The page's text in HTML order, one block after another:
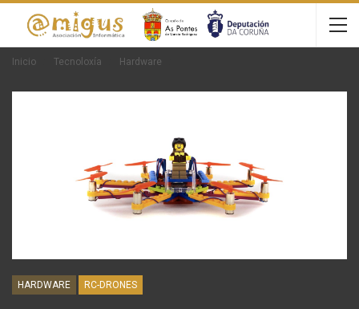
Inicio Tecnoloxía Hardware
HARDWARE RC-DRONES